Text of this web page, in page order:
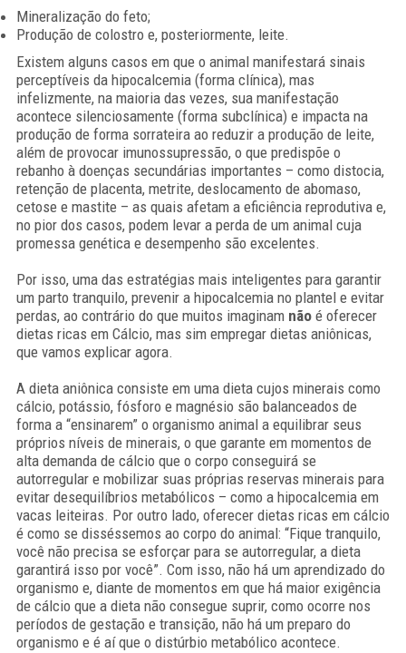
Mineralização do feto;
Produção de colostro e, posteriormente, leite.
Existem alguns casos em que o animal manifestará sinais
perceptíveis da hipocalcemia (forma clínica), mas
infelizmente, na maioria das vezes, sua manifestação
acontece silenciosamente (forma subclínica) e impacta na
produção de forma sorrateira ao reduzir a produção de leite,
além de provocar imunossupressão, o que predispõe o
rebanho à doenças secundárias importantes – como distocia,
retenção de placenta, metrite, deslocamento de abomaso,
cetose e mastite – as quais afetam a eficiência reprodutiva e,
no pior dos casos, podem levar a perda de um animal cuja
promessa genética e desempenho são excelentes.
Por isso, uma das estratégias mais inteligentes para garantir
um parto tranquilo, prevenir a hipocalcemia no plantel e evitar
perdas, ao contrário do que muitos imaginam nãoé oferecer
dietas ricas em Cálcio, mas sim empregar dietas aniônicas,
que vamos explicar agora.
A dieta aniônica consiste em uma dieta cujos minerais como
cálcio, potássio, fósforo e magnésio são balanceados de
forma a “ensinarem” o organismo animal a equilibrar seus
próprios níveis de minerais, o que garante em momentos de
alta demanda de cálcio que o corpo conseguirá se
autorregular e mobilizar suas próprias reservas minerais para
evitar desequilíbrios metabólicos – como a hipocalcemia em
vacas leiteiras. Por outro lado, oferecer dietas ricas em cálcio
é como se disséssemos ao corpo do animal: “Fique tranquilo,
você não precisa se esforçar para se autorregular, a dieta
garantirá isso por você”. Com isso, não há um aprendizado do
organismo e, diante de momentos em que há maior exigência
de cálcio que a dieta não consegue suprir, como ocorre nos
períodos de gestação e transição, não há um preparo do
organismo e é aí que o distúrbio metabólico acontece.